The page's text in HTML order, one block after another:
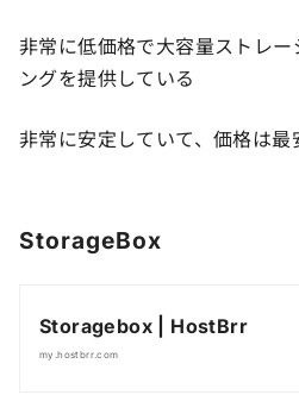
非常に低価格で大容量ストレー
ングを提供している
非常に安定していて、価格は最
StorageBox
Storagebox | HostBrr
my.hostbrr.com